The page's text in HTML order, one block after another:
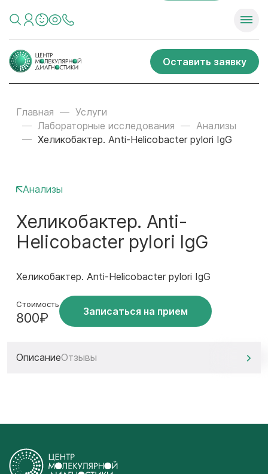
Оставить заявку
Главная
Услуги
Лабораторные исследования
Анализы
Хеликобактер. Anti-Helicobacter pylori IgG
Анализы
Хеликобактер. Anti-
Helicobacter pylori IgG
Хеликобактер. Anti-Helicobacter pylori IgG
Стоимость
800₽ Записаться на прием
ОписаниеОтзывы